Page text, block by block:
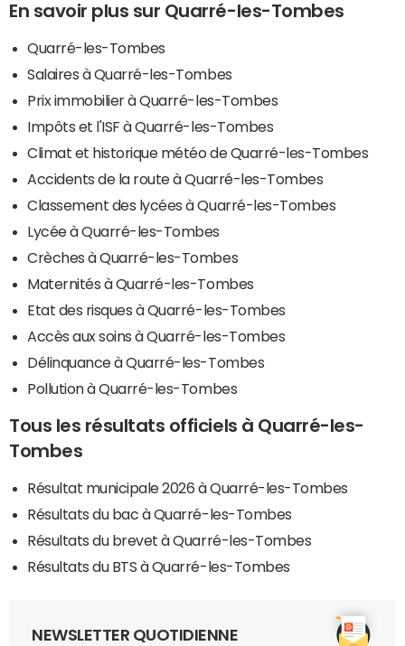
En savoir plus sur Quarré-les-Tombes
Quarré-les-Tombes
Salaires à Quarré-les-Tombes
Prix immobilier à Quarré-les-Tombes
Impôts et l'ISF à Quarré-les-Tombes
Climat et historique météo de Quarré-les-Tombes
Accidents de la route à Quarré-les-Tombes
Classement des lycées à Quarré-les-Tombes
Lycée à Quarré-les-Tombes
Crèches à Quarré-les-Tombes
Maternités à Quarré-les-Tombes
Etat des risques à Quarré-les-Tombes
Accès aux soins à Quarré-les-Tombes
Délinquance à Quarré-les-Tombes
Pollution à Quarré-les-Tombes
Tous les résultats officiels à Quarré-les-
Tombes
Résultat municipale 2026 à Quarré-les-Tombes
Résultats du bac à Quarré-les-Tombes
Résultats du brevet à Quarré-les-Tombes
Résultats du BTS à Quarré-les-Tombes
NEWSLETTER QUOTIDIENNE